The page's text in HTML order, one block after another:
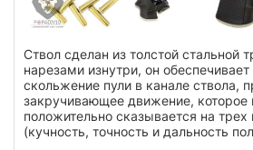
Ствол сделан из толстой стальной
нарезами изнутри, он обеспечивает
скольжение пули в канале ствола,
закручивающее движение, которое
положительно сказывается на
(кучность, точность и дальность